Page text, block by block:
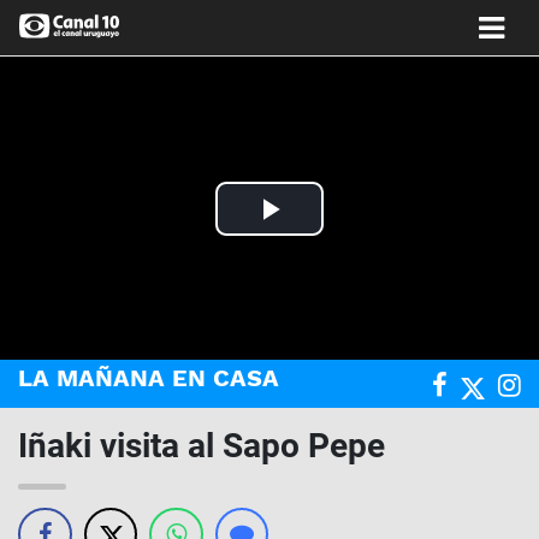
Play
LA MAÑANA EN CASA
Iñaki visita al Sapo Pepe